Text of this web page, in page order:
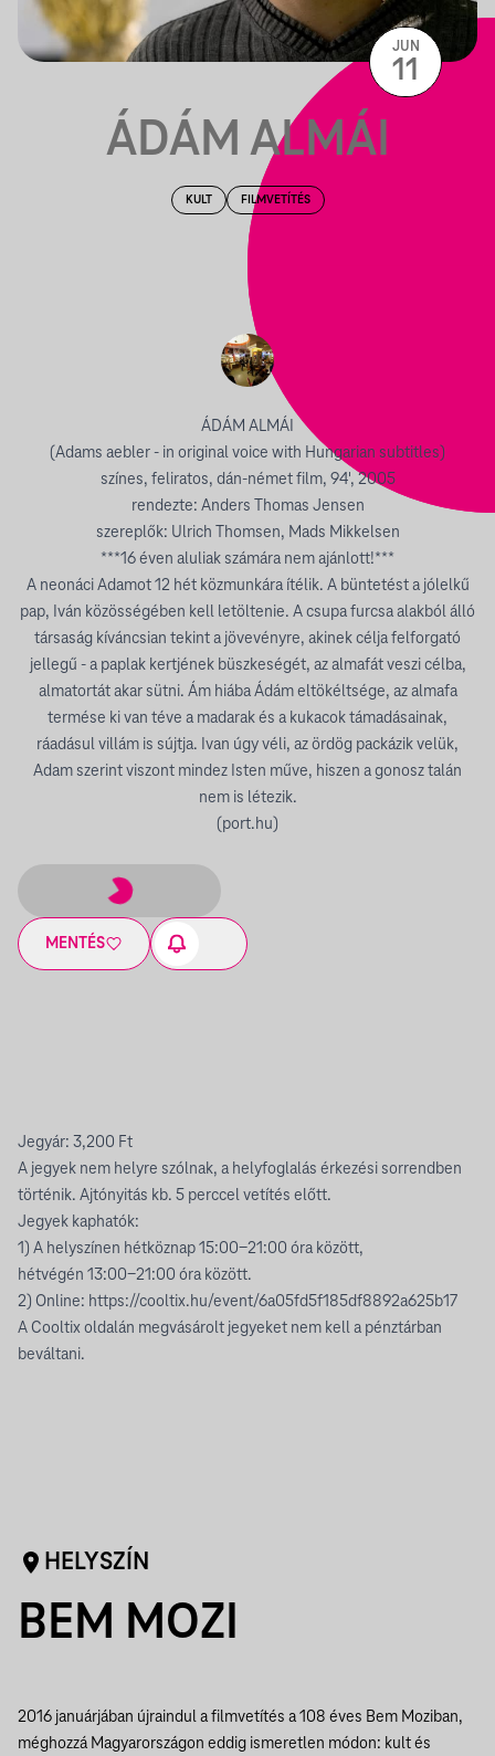
ÁDÁM ALMÁI
KULT FILMVETÍTÉS
ÁDÁM ALMÁI
(Adams aebler - in original voice with Hungarian subtitles)
színes, feliratos, dán-német film, 94', 2005
rendezte: Anders Thomas Jensen
szereplők: Ulrich Thomsen, Mads Mikkelsen
***16 éven aluliak számára nem ajánlott!***
A neonáci Adamot 12 hét közmunkára ítélik. A büntetést a jólelkű
pap, Iván közösségében kell letöltenie. A csupa furcsa alakból álló
társaság kíváncsian tekint a jövevényre, akinek célja felforgató
jellegű - a paplak kertjének büszkeségét, az almafát veszi célba,
almatortát akar sütni. Ám hiába Ádám eltökéltsége, az almafa
termése ki van téve a madarak és a kukacok támadásainak,
ráadásul villám is sújtja. Ivan úgy véli, az ördög packázik velük,
Adam szerint viszont mindez Isten műve, hiszen a gonosz talán
nem is létezik.
(port.hu)
MENTÉS
JUN
11
Jegyár: 3,200 Ft
A jegyek nem helyre szólnak, a helyfoglalás érkezési sorrendben
történik. Ajtónyitás kb. 5 perccel vetítés előtt.
Jegyek kaphatók:
1) A helyszínen hétköznap 15:00-21:00 óra között,
hétvégén 13:00-21:00 óra között.
2) Online: https://cooltix.hu/event/6a05fd5f185df8892a625b17
A Cooltix oldalán megvásárolt jegyeket nem kell a pénztárban
beváltani.
HELYSZÍN
BEM MOZI
2016 januárjában újraindul a filmvetítés a 108 éves Bem Moziban,
méghozzá Magyarországon eddig ismeretlen módon: kult és